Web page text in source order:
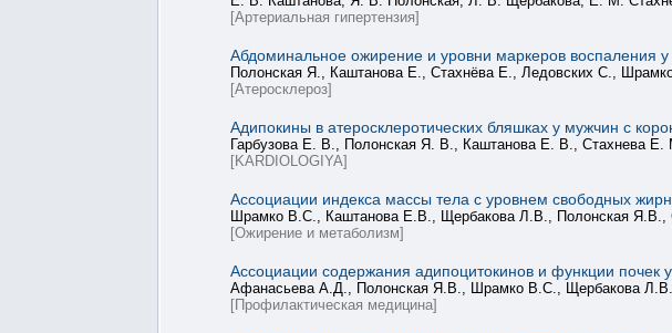
[Артериальная гипертензия]
Абдоминальное ожирение и уровни маркеров воспаления
Полонская Я., Каштанова Е., Стахнёва Е., Ледовских С.,
[Атеросклероз]
Адипокины в атеросклеротических бляшках у мужчин с
Гарбузова Е. В., Полонская Я. В., Каштанова Е. В.,
[KARDIOLOGIYA]
Ассоциации индекса массы тела с уровнем свободных
Шрамко В.С., Каштанова Е.В., Щербакова Л.В., Полонская
[Ожирение и метаболизм]
Ассоциации содержания адипоцитокинов и функции
Афанасьева А.Д., Полонская Я.В., Шрамко В.С., Щербакова
[Профилактическая медицина]